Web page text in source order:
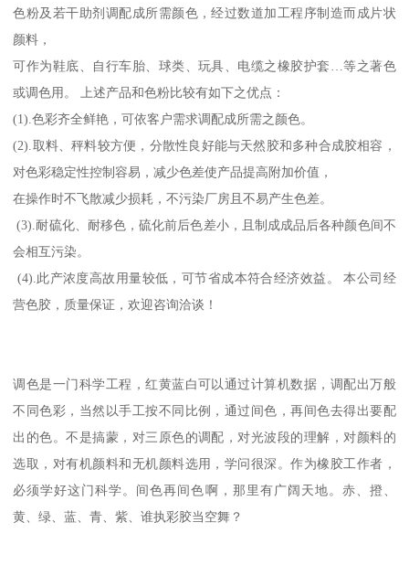
色粉及若干助剂调配成所需颜色，经过数道加工程序制造而成片状
颜料，
可作为鞋底、自行车胎、球类、玩具、电缆之橡胶护套…等之著色
或调色用。 上述产品和色粉比较有如下之优点：
(1).色彩齐全鲜艳，可依客户需求调配成所需之颜色。
(2).取料、秤料较方便，分散性良好能与天然胶和多种合成胶相容，
对色彩稳定性控制容易，减少色差使产品提高附加价值，
在操作时不飞散减少损耗，不污染厂房且不易产生色差。
(3).耐硫化、耐移色，硫化前后色差小，且制成成品后各种颜色间不
会相互污染。
(4).此产浓度高故用量较低，可节省成本符合经济效益。 本公司经
营色胶，质量保证，欢迎咨询洽谈！
调色是一门科学工程，红黄蓝白可以通过计算机数据，调配出万般
不同色彩，当然以手工按不同比例，通过间色，再间色去得出要配
出的色。不是搞蒙，对三原色的调配，对光波段的理解，对颜料的
选取，对有机颜料和无机颜料选用，学问很深。作为橡胶工作者，
必须学好这门科学。间色再间色啊，那里有广阔天地。赤、撜、
黄、绿、蓝、青、紫、谁执彩胶当空舞？